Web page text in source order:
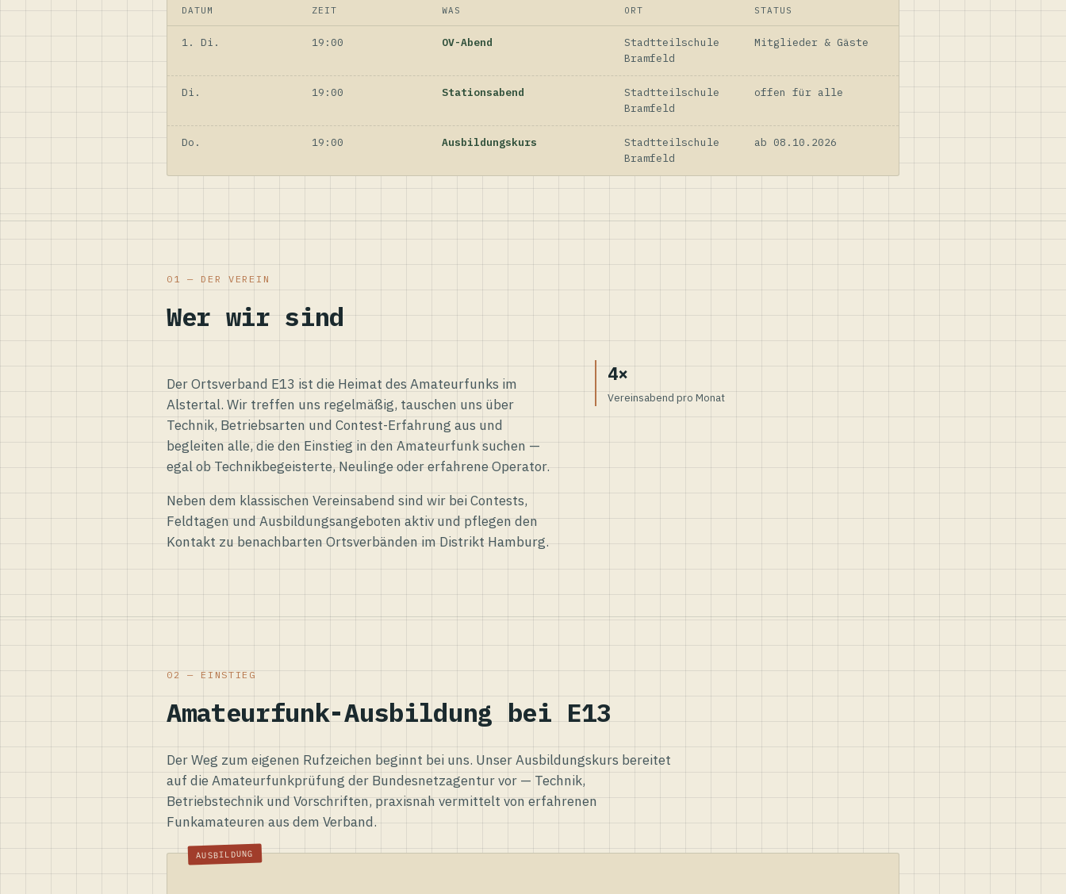
DATUM ZEIT WAS ORT STATUS
1. Di. 19:00 OV-Abend
Stadtteilschule
Bramfeld
Mitglieder & Gäste
Di. 19:00 Stationsabend
Stadtteilschule
Bramfeld
offen für alle
Do. 19:00 Ausbildungskurs
Stadtteilschule
Bramfeld
ab 08.10.2026
01 — DER VEREIN
Wer wir sind
Der Ortsverband E13 ist die Heimat des Amateurfunks im
Alstertal. Wir treffen uns regelmäßig, tauschen uns über
Technik, Betriebsarten und Contest-Erfahrung aus und
begleiten alle, die den Einstieg in den Amateurfunk suchen —
egal ob Technikbegeisterte, Neulinge oder erfahrene Operator.
Neben dem klassischen Vereinsabend sind wir bei Contests,
Feldtagen und Ausbildungsangeboten aktiv und pflegen den
Kontakt zu benachbarten Ortsverbänden im Distrikt Hamburg.
4×
Vereinsabend pro Monat
02 — EINSTIEG
Amateurfunk-Ausbildung bei E13
Der Weg zum eigenen Rufzeichen beginnt bei uns. Unser Ausbildungskurs bereitet
auf die Amateurfunkprüfung der Bundesnetzagentur vor — Technik,
Betriebstechnik und Vorschriften, praxisnah vermittelt von erfahrenen
Funkamateuren aus dem Verband.